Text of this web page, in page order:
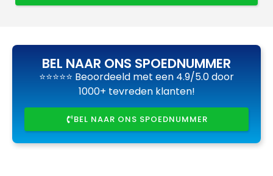
BEL NAAR ONS SPOEDNUMMER
⭐⭐⭐⭐⭐ Beoordeeld met een 4.9/5.0 door
1000+ tevreden klanten!
BEL NAAR ONS SPOEDNUMMER